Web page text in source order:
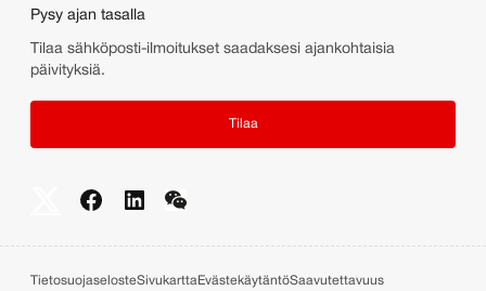
Pysy ajan tasalla
Tilaa sähköposti-ilmoitukset saadaksesi ajankohtaisia
päivityksiä.
Tilaa
TietosuojaselosteSivukartta EvästekäytäntöSaavutettavuus